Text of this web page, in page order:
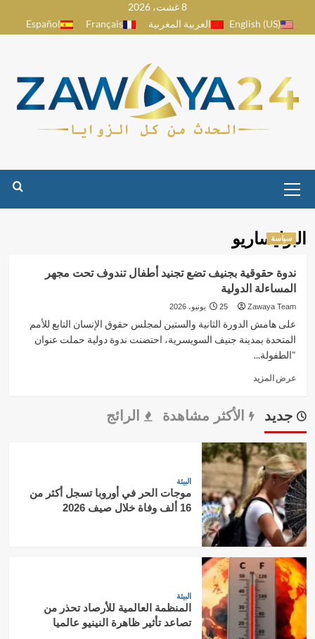
8 غشت، 2026
English (US)
العربية المغربية Français
Español
Menu
البوليساريو
سياسة
ندوة حقوقية بجنيف تضع تجنيد أطفال تندوف تحت مجهر
المساءلة الدولية
Zawaya Team 25 يونيو، 2026
على هامش الدورة الثانية والستين لمجلس حقوق الإنسان التابع للأمم
المتحدة بمدينة جنيف السويسرية، احتضنت ندوة دولية حملت عنوان
"الطفولة...
عرض المزيد
ندوة
بجنيف
تضع
تجنيد
أطفال
تندوف
تحت
مجهر
المساءلة
الدولية
جديد الأكثر مشاهدة الرائج
البيئة
موجات الحر في أوروبا تسجل أكثر من
16 ألف وفاة خلال صيف 2026
البيئة
المنظمة العالمية للأرصاد تحذر من
تصاعد تأثير ظاهرة النينيو عالميا